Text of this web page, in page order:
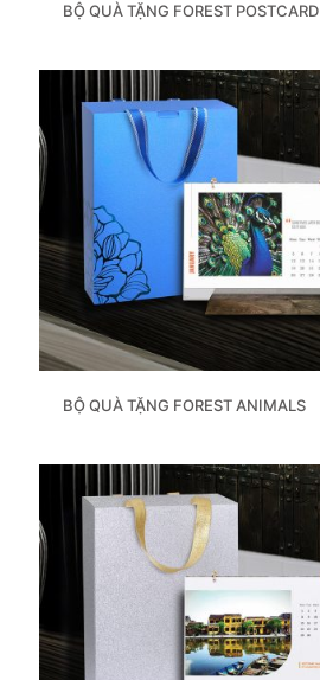
BỘ QUÀ TẶNG FOREST POSTCARD
BỘ QUÀ TẶNG FOREST ANIMALS